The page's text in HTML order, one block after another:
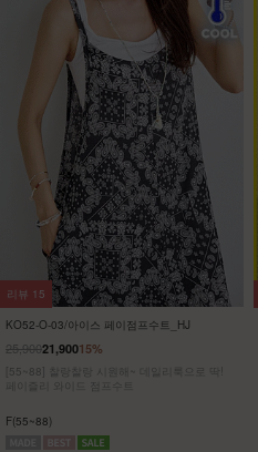
KO52-O-03/아이스 페이점프수트_HJ
15%
25,90021,900
[55~88] 찰랑찰랑 시원해~ 데일리룩으로 딱!
페이즐리 와이드 점프수트
F(55~88)
리뷰 15